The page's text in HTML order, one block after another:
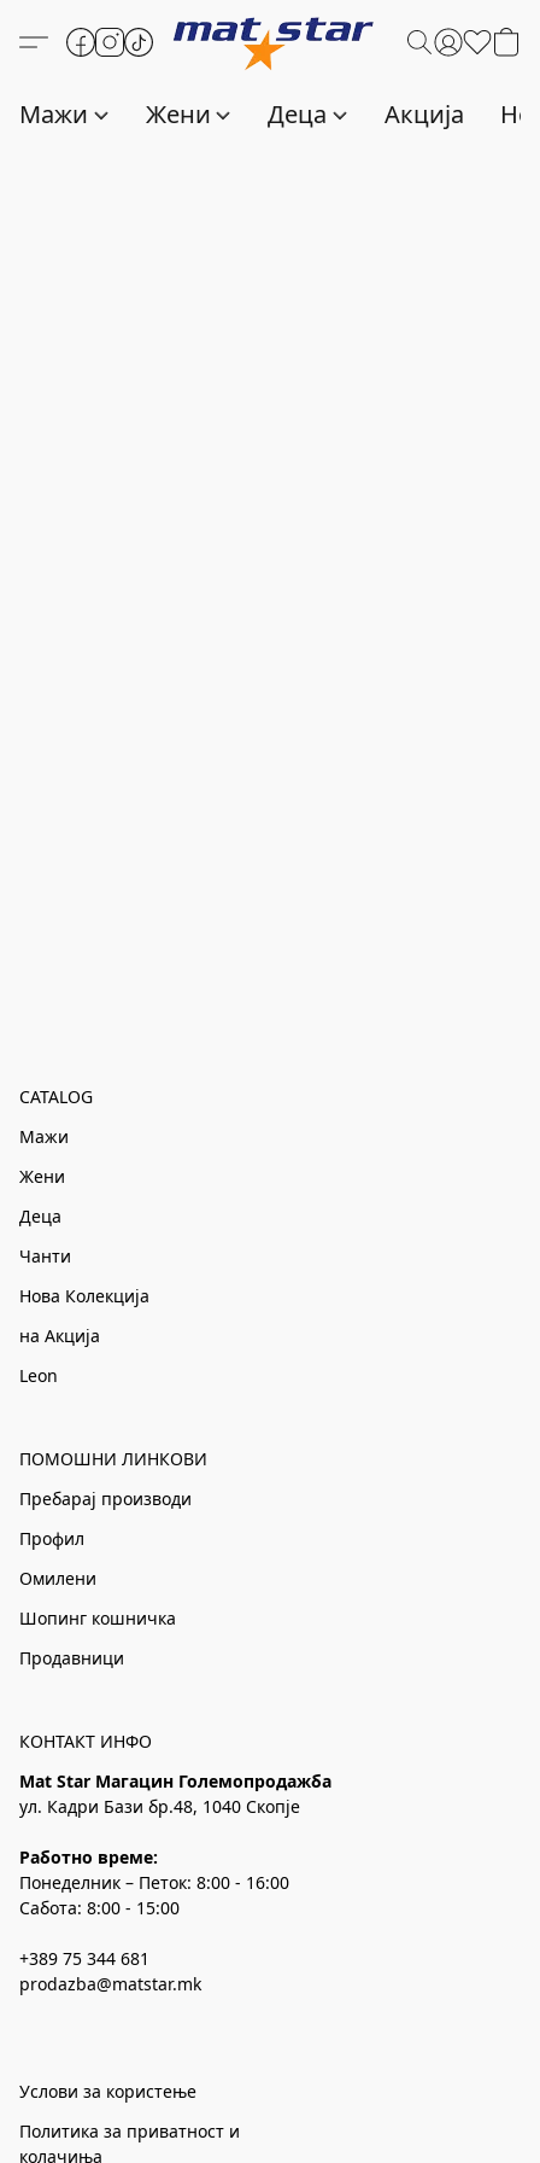
Мажи Жени Деца Акција
CATALOG
Мажи
Жени
Деца
Чанти
Нова Колекција
на Акција
Leon
ПОМОШНИ ЛИНКОВИ
Пребарај производи
Профил
Омилени
Шопинг кошничка
Продавници
КОНТАКТ ИНФО
Mat Star Магацин Големопродажба
ул. Кадри Бази бр.48, 1040 Скопје
Работно време:
Понеделник – Петок: 8:00 - 16:00
Сабота: 8:00 - 15:00
+389 75 344 681
prodazba@matstar.mk
Услови за користење
Политика за приватност и
колачиња